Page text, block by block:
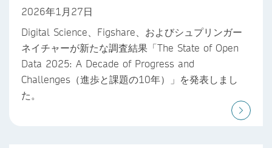
2026年1月27日
Digital Science、Figshare、およびシュプリンガー
ネイチャーが新たな調査結果「The State of Open
Data 2025: A Decade of Progress and
Challenges（進歩と課題の10年）」を発表しまし
た。